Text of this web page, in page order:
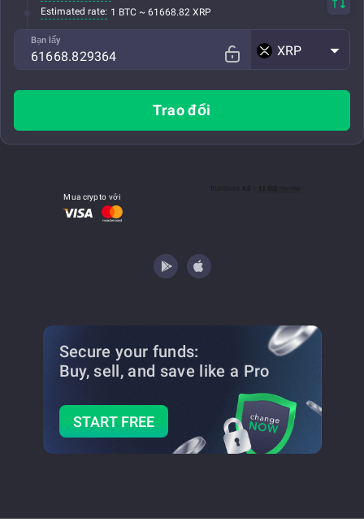
Estimated rate: 1 BTC ~ 61668.82 XRP
Bạn lấy
XRP
Trao đổi
Mua crypto với
Secure your funds:
Buy, sell, and save like a Pro
START FREE